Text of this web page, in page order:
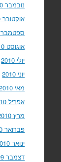
נובמבר 2010
אוקטובר 2010
ספטמבר 2010
אוגוסט 2010
יולי 2010
יוני 2010
מאי 2010
אפריל 2010
מרץ 2010
פברואר 2010
ינואר 2010
דצמבר 2009